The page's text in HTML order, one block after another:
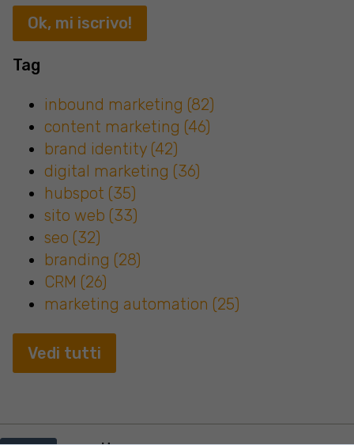
Tag
inbound marketing (82)
content marketing (46)
brand identity (42)
digital marketing (36)
hubspot (35)
sito web (33)
seo (32)
branding (28)
CRM (26)
marketing automation (25)
Vedi tutti